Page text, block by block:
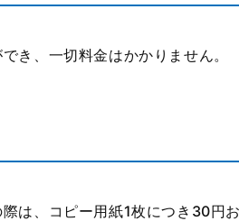
き、一切料金はかかりません。
は、コピー用紙1枚につき30円お